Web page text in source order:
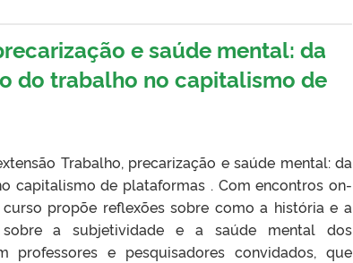
e saúde mental: da
do trabalho no capitalismo de
Trabalho, precarização e saúde mental: da
capitalismo de plataformas . Com encontros on-
propõe reflexões sobre como a história e a
a subjetividade e a saúde mental dos
professores e pesquisadores convidados, que